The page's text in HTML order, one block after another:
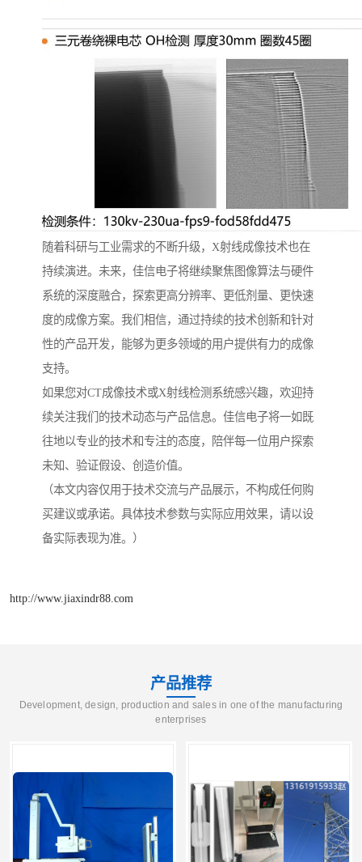
随着科研与工业需求的不断升级，X射线成像技术也在
持续演进。未来，佳信电子将继续聚焦图像算法与硬件
系统的深度融合，探索更高分辨率、更低剂量、更快速
度的成像方案。我们相信，通过持续的技术创新和针对
性的产品开发，能够为更多领域的用户提供有力的成像
支持。
如果您对CT成像技术或X射线检测系统感兴趣，欢迎持
续关注我们的技术动态与产品信息。佳信电子将一如既
往地以专业的技术和专注的态度，陪伴每一位用户探索
未知、验证假设、创造价值。
（本文内容仅用于技术交流与产品展示，不构成任何购
买建议或承诺。具体技术参数与实际应用效果，请以设
备实际表现为准。）
http://www.jiaxindr88.com
产品推荐
Development, design, production and sales in one of the manufacturing
enterprises